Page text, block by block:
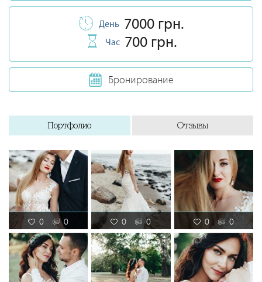
День 7000 грн.
Час 700 грн.
Бронирование
Портфолио Отзывы
0 0 0 0 0 0